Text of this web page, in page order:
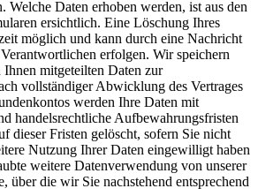
Welche Daten erhoben werden, ist aus den
ersichtlich. Eine Löschung Ihres
möglich und kann durch eine Nachricht
erfolgen. Wir speichern
mitgeteilten Daten zur
vollständiger Abwicklung des Vertrages
werden Ihre Daten mit
handelsrechtliche Aufbewahrungsfristen
dieser Fristen gelöscht, sofern Sie nicht
Nutzung Ihrer Daten eingewilligt haben
weitere Datenverwendung von unserer
über die wir Sie nachstehend entsprechend